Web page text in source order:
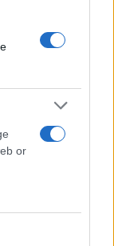
or
στο 3-2
των «16».
(10
5 ασίστ).